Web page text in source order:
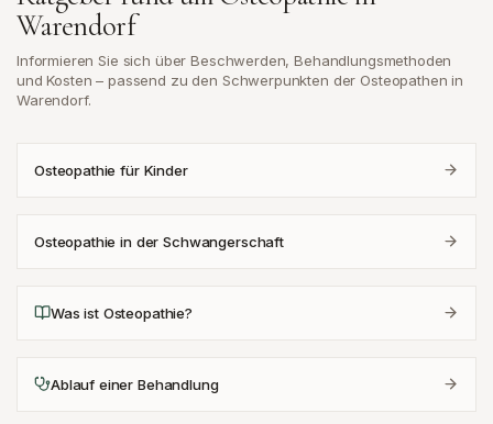
Warendorf
Informieren Sie sich über Beschwerden, Behandlungsmethoden
und Kosten – passend zu den Schwerpunkten der Osteopathen in
Warendorf.
Osteopathie für Kinder
Osteopathie in der Schwangerschaft
Was ist Osteopathie?
Ablauf einer Behandlung